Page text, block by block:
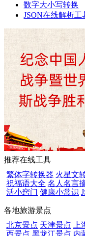
数字大小写转换
JSON在线解析工
推荐在线工具
繁体字转换器 火星文
祝福语大全 名人名言
活小窍门 健康小常识
各地旅游景点
北京景点 天津景点
西景点 黑龙江景点 内